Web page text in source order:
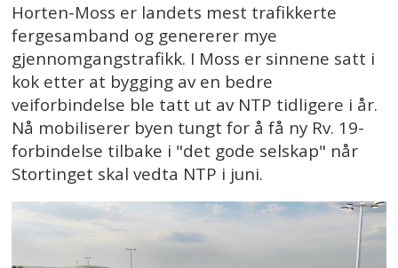
Horten-Moss er landets mest trafikkerte
fergesamband og genererer mye
gjennomgangstrafikk. I Moss er sinnene satt i
kok etter at bygging av en bedre
veiforbindelse ble tatt ut av NTP tidligere i år.
Nå mobiliserer byen tungt for å få ny Rv. 19-
forbindelse tilbake i "det gode selskap" når
Stortinget skal vedta NTP i juni.